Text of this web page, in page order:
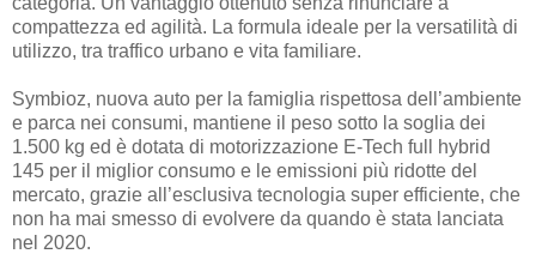
compattezza ed agilità. La formula ideale per la versatilità di
utilizzo, tra traffico urbano e vita familiare.
Symbioz, nuova auto per la famiglia rispettosa dell’ambiente
e parca nei consumi, mantiene il peso sotto la soglia dei
1.500 kg ed è dotata di motorizzazione E-Tech full hybrid
145 per il miglior consumo e le emissioni più ridotte del
mercato, grazie all’esclusiva tecnologia super efficiente, che
non ha mai smesso di evolvere da quando è stata lanciata
nel 2020.